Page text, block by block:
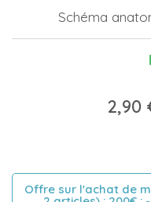
Schéma
2,90
Offre sur l'achat de